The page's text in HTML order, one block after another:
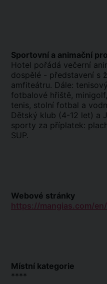
Sportovní a animační
Hotel pořádá večerní
dospělé - představení s
amfiteátru. Dále:
fotbalové hřiště,
tenis, stolní fotbal a
Dětský klub (4-12 let) a
sporty za příplatek:
SUP.
Webové stránky
https://mangias.com/
Místní kategorie
****